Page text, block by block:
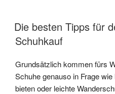
Die besten Tipps für
Schuhkauf
Grundsätzlich kommen fürs
Schuhe genauso in Frage
bieten oder leichte